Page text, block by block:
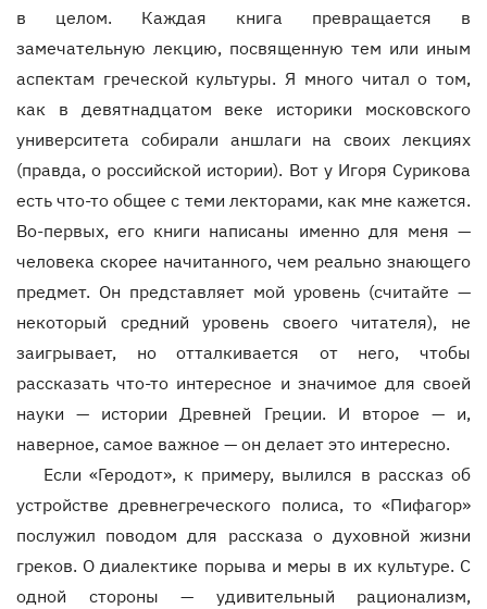
в целом. Каждая книга превращается в
замечательную лекцию, посвященную тем или иным
аспектам греческой культуры. Я много читал о том,
как в девятнадцатом веке историки московского
университета собирали аншлаги на своих лекциях
(правда, о российской истории). Вот у Игоря Сурикова
есть что-то общее с теми лекторами, как мне кажется.
Во-первых, его книги написаны именно для меня —
человека скорее начитанного, чем реально знающего
предмет. Он представляет мой уровень (считайте —
некоторый средний уровень своего читателя), не
заигрывает, но отталкивается от него, чтобы
рассказать что-то интересное и значимое для своей
науки — истории Древней Греции. И второе — и,
наверное, самое важное — он делает это интересно.
Если «Геродот», к примеру, вылился в рассказ об
устройстве древнегреческого полиса, то «Пифагор»
послужил поводом для рассказа о духовной жизни
греков. О диалектике порыва и меры в их культуре. С
одной стороны — удивительный рационализм,